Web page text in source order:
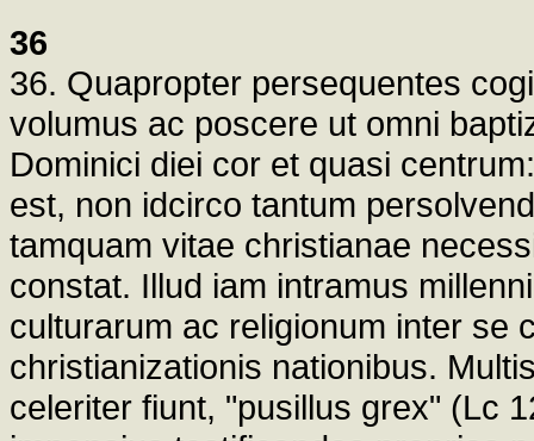
36
36. Quapropter persequentes
volumus ac poscere ut omni
Dominici diei cor et quasi
est, non idcirco tantum
tamquam vitae christianae
constat. Illud iam intramus
culturarum ac religionum inter se
christianizationis nationibus.
celeriter fiunt, "pusillus grex" (Lc